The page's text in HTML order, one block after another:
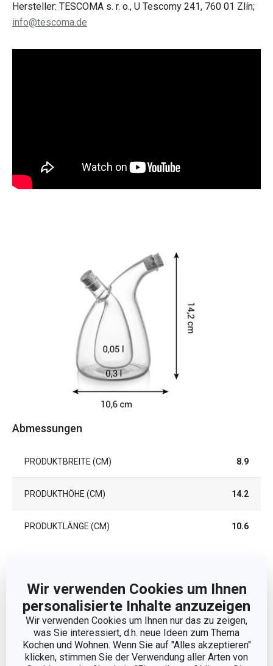
Wir verwenden Cookies um Ihnen
personalisierte Inhalte anzuzeigen
Wir verwenden Cookies um Ihnen nur das zu zeigen,
was Sie interessiert, d.h. neue Ideen zum Thema
Kochen und Wohnen. Wenn Sie auf "Alles akzeptieren"
klicken, stimmen Sie der Verwendung aller Arten von
Hersteller: TESCOMA s. r. o., U Tescomy 241, 760 01 Zlín;
info@tescoma.de
Abmessungen
PRODUKTBREITE (CM) 8.9
PRODUKTHÖHE (CM) 14.2
PRODUKTLÄNGE (CM) 10.6
KATEGORIE Würze
MATERIAL Borosilikatglas, Kork